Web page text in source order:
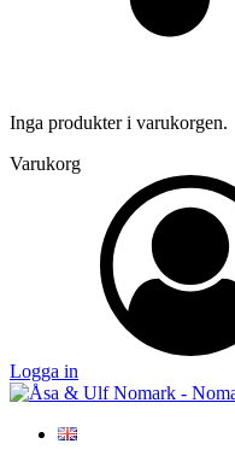
Inga produkter i varukorgen.
Varukorg
Logga in